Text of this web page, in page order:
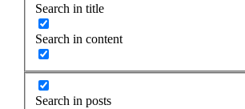
Search in title
Search in content
Search in posts